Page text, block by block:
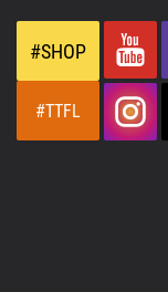
#SHOP
#TTFL